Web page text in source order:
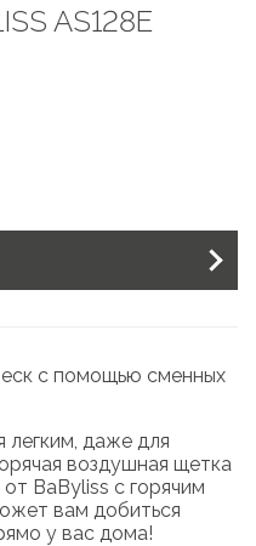
AS128E
с помощью сменных
легким, даже для
воздушная щетка
BaByliss с горячим
вам добиться
у вас дома!